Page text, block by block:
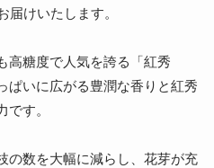
届けいたします。
高糖度で人気を誇る「紅秀
ぱいに広がる豊潤な香りと紅秀
す。
の数を大幅に減らし、花芽が充